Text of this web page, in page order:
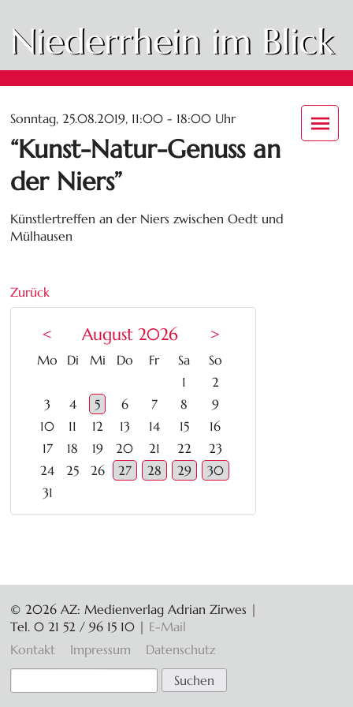
Niederrhein im Blick
Sonntag, 25.08.2019, 11:00 - 18:00 Uhr
“Kunst-Natur-Genuss an
der Niers”
Künstlertreffen an der Niers zwischen Oedt und
Mülhausen
Zurück
< August 2026 >
Mo ntag
Dienstag
Mittwoch
Donnerstag
Freitag
Samstag
Sonntag
1
2
3
4 5 6 7 8
9
10
11 12 13 14 15
16
17
18 19 20 21 22
23
24
25 26 27 28 29
30
31
© 2026 AZ: Medienverlag Adrian Zirwes |
Tel. 0 21 52 / 96 15 10 | E-Mail
Navigation
überspringen
Kontakt Impressum Datenschutz